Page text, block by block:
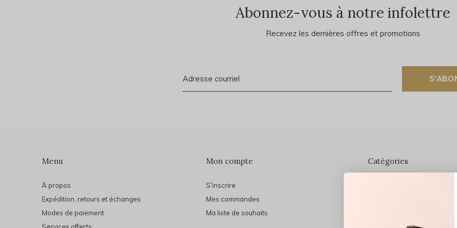
Abonnez-vous à notre infolettre
Recevez les dernières offres et promotions
Menu
À propos
Expédition, retours et échanges
Modes de paiement
Mon compte
S'inscrire
Mes commandes
Ma liste de souhaits
Catégories